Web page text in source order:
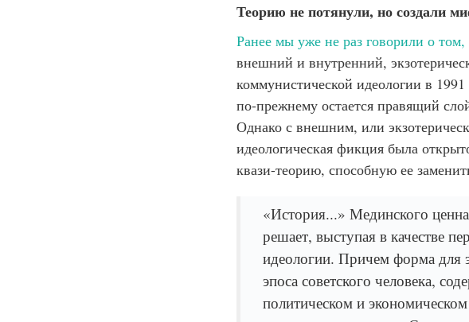
Теорию не потянули, но создали
Ранее мы уже не раз говорили о том,
внешний и внутренний,
коммунистической идеологии в 1991
по-прежнему остается правящий
Однако с внешним, или
идеологическая фикция была
квази-теорию, способную ее
«История...» Мединского
решает, выступая в качестве
идеологии. Причем форма для
эпоса советского человека,
политическом и